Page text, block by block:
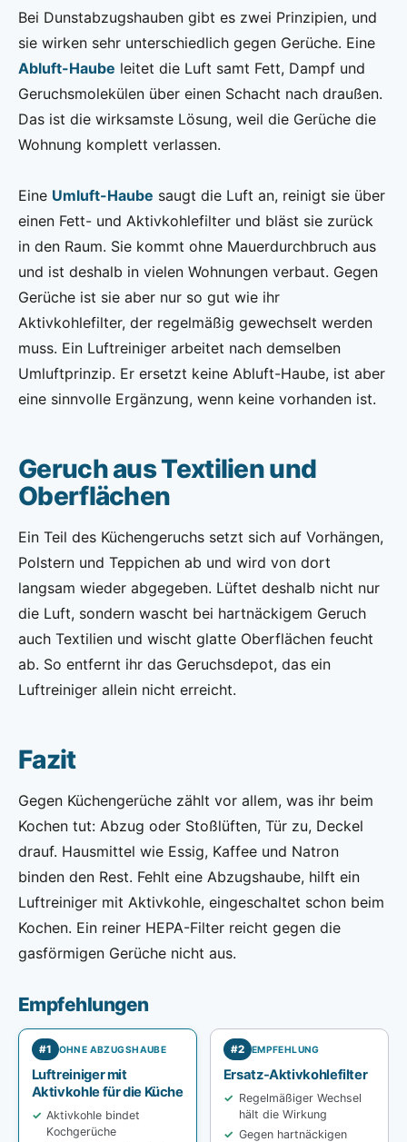
Bei Dunstabzugshauben gibt es zwei Prinzipien, und
sie wirken sehr unterschiedlich gegen Gerüche. Eine
Abluft-Haube leitet die Luft samt Fett, Dampf und
Geruchsmolekülen über einen Schacht nach draußen.
Das ist die wirksamste Lösung, weil die Gerüche die
Wohnung komplett verlassen.
Eine Umluft-Haube saugt die Luft an, reinigt sie über
einen Fett- und Aktivkohlefilter und bläst sie zurück
in den Raum. Sie kommt ohne Mauerdurchbruch aus
und ist deshalb in vielen Wohnungen verbaut. Gegen
Gerüche ist sie aber nur so gut wie ihr
Aktivkohlefilter, der regelmäßig gewechselt werden
muss. Ein Luftreiniger arbeitet nach demselben
Umluftprinzip. Er ersetzt keine Abluft-Haube, ist aber
eine sinnvolle Ergänzung, wenn keine vorhanden ist.
Geruch aus Textilien und
Oberflächen
Ein Teil des Küchengeruchs setzt sich auf Vorhängen,
Polstern und Teppichen ab und wird von dort
langsam wieder abgegeben. Lüftet deshalb nicht nur
die Luft, sondern wascht bei hartnäckigem Geruch
auch Textilien und wischt glatte Oberflächen feucht
ab. So entfernt ihr das Geruchsdepot, das ein
Luftreiniger allein nicht erreicht.
Fazit
Gegen Küchengerüche zählt vor allem, was ihr beim
Kochen tut: Abzug oder Stoßlüften, Tür zu, Deckel
drauf. Hausmittel wie Essig, Kaffee und Natron
binden den Rest. Fehlt eine Abzugshaube, hilft ein
Luftreiniger mit Aktivkohle, eingeschaltet schon beim
Kochen. Ein reiner HEPA-Filter reicht gegen die
gasförmigen Gerüche nicht aus.
Empfehlungen
#1 OHNE ABZUGSHAUBE
Luftreiniger mit
Aktivkohle für die Küche
Aktivkohle bindet
Kochgerüche
#2 EMPFEHLUNG
Ersatz-Aktivkohlefilter
Regelmäßiger Wechsel
hält die Wirkung
Gegen hartnäckigen